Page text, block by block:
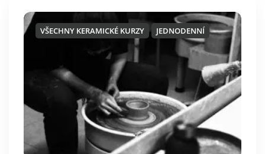
VŠECHNY KERAMICKÉ KURZY JEDNODENNÍ